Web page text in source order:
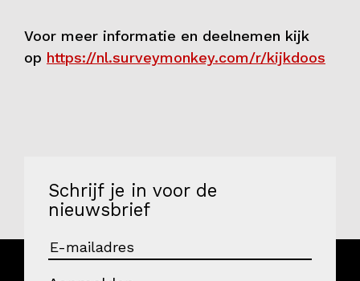
Voor meer informatie en deelnemen kijk
op https://nl.surveymonkey.com/r/kijkdoos
Schrijf je in voor de
nieuwsbrief